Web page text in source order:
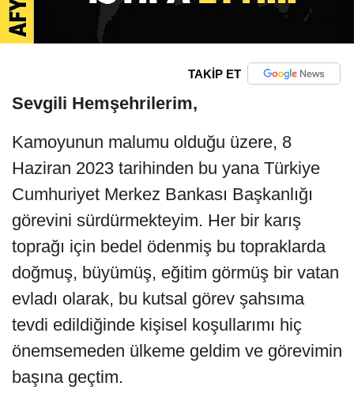
TAKİP ET
Sevgili Hemşehrilerim,
Kamoyunun malumu olduğu üzere, 8
Haziran 2023 tarihinden bu yana Türkiye
Cumhuriyet Merkez Bankası Başkanlığı
görevini sürdürmekteyim. Her bir karış
toprağı için bedel ödenmiş bu topraklarda
doğmuş, büyümüş, eğitim görmüş bir vatan
evladı olarak, bu kutsal görev şahsıma
tevdi edildiğinde kişisel koşullarımı hiç
önemsemeden ülkeme geldim ve görevimin
başına geçtim.